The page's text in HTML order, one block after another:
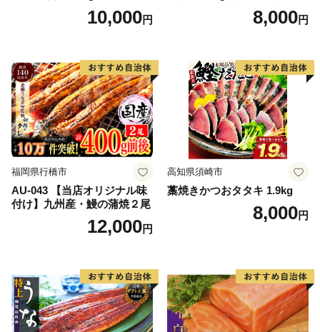
10,000円 8,000円
福岡県行橋市
AU-043 【当店オリジナル味
付け】九州産・鰻の蒲焼２尾
12,000円
高知県須崎市
藁焼きかつおタタキ 1.9kg
8,000円